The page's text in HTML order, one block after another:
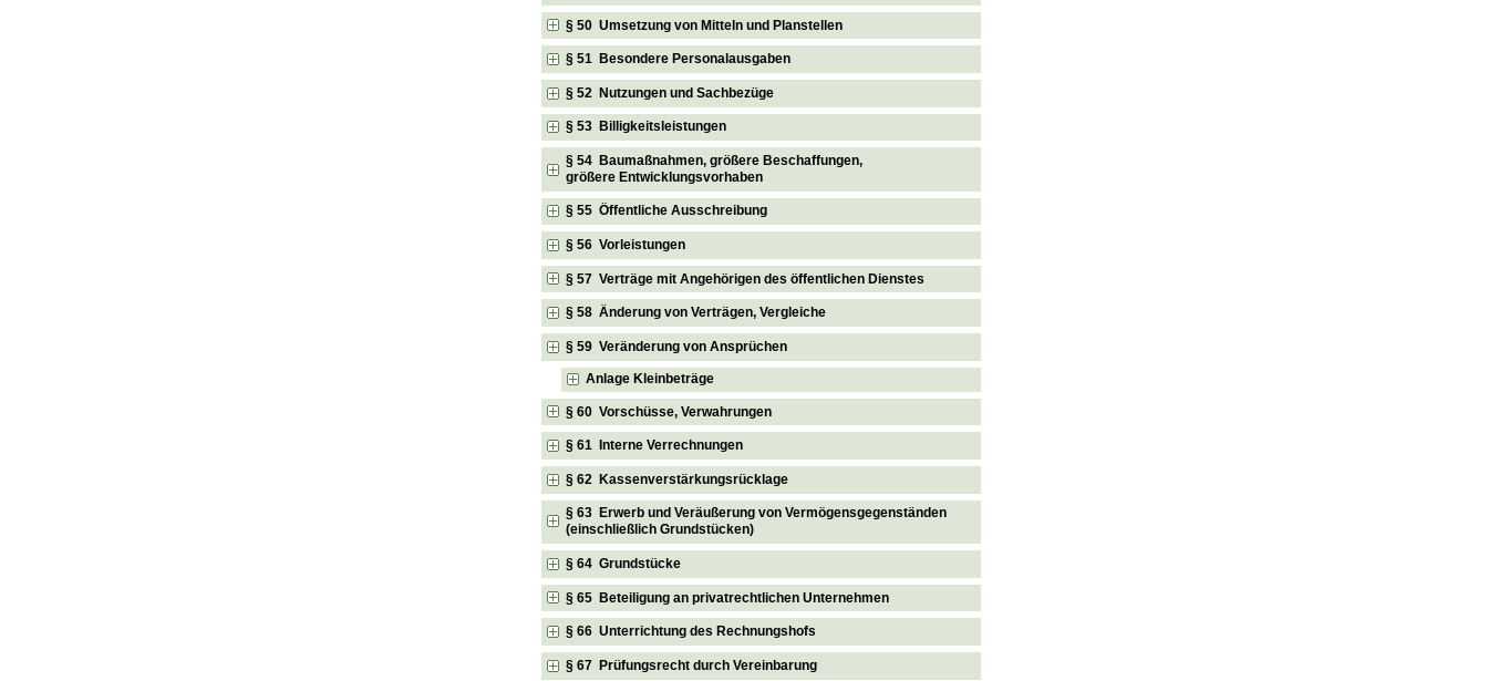
§ 50 Umsetzung von Mitteln und Planstellen
§ 51 Besondere Personalausgaben
§ 52 Nutzungen und Sachbezüge
§ 53 Billigkeitsleistungen
§ 54 Baumaßnahmen, größere Beschaffungen,
größere Entwicklungsvorhaben
§ 55 Öffentliche Ausschreibung
§ 56 Vorleistungen
§ 57 Verträge mit Angehörigen des öffentlichen Dienstes
§ 58 Änderung von Verträgen, Vergleiche
§ 59 Veränderung von Ansprüchen
Anlage Kleinbeträge
§ 60 Vorschüsse, Verwahrungen
§ 61 Interne Verrechnungen
§ 62 Kassenverstärkungsrücklage
§ 63 Erwerb und Veräußerung von Vermögensgegenständen
(einschließlich Grundstücken)
§ 64 Grundstücke
§ 65 Beteiligung an privatrechtlichen Unternehmen
§ 66 Unterrichtung des Rechnungshofs
§ 67 Prüfungsrecht durch Vereinbarung